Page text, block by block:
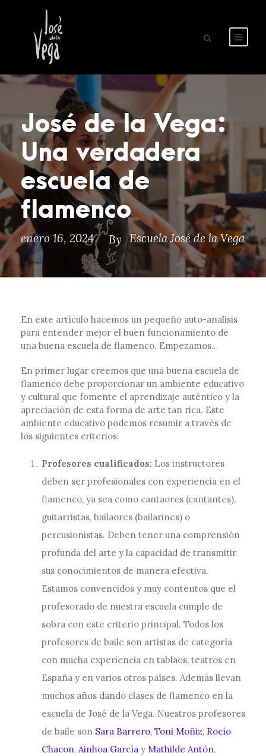
José de la Vega:
Una verdadera
escuela de
flamenco
enero 16, 2024 By Escuela José de la Vega
En este artículo hacemos un pequeño auto-analisis
para entender mejor el buen funcionamiento de
una buena escuela de flamenco. Empezamos…
En primer lugar creemos que una buena escuela de
flamenco debe proporcionar un ambiente educativo
y cultural que fomente el aprendizaje auténtico y la
apreciación de esta forma de arte tan rica. Este
ambiente educativo podemos resumir a través de
los siguientes criterios:
Profesores cualificados: Los instructores
deben ser profesionales con experiencia en el
flamenco, ya sea como cantaores (cantantes),
guitarristas, bailaores (bailarines) o
percusionistas. Deben tener una comprensión
profunda del arte y la capacidad de transmitir
sus conocimientos de manera efectiva.
Estamos convencidos y muy contentos que el
profesorado de nuestra escuela cumple de
sobra con este criterio principal. Todos los
profesores de baile son artistas de categoría
con mucha experiencia en tablaos, teatros en
España y en varios otros países. Además llevan
muchos años dando clases de flamenco en la
escuela de José de la Vega. Nuestros profesores
de baile son Sara Barrero, Toni Moñiz, Rocío
Chacon, Ainhoa García y Mathilde Antón,